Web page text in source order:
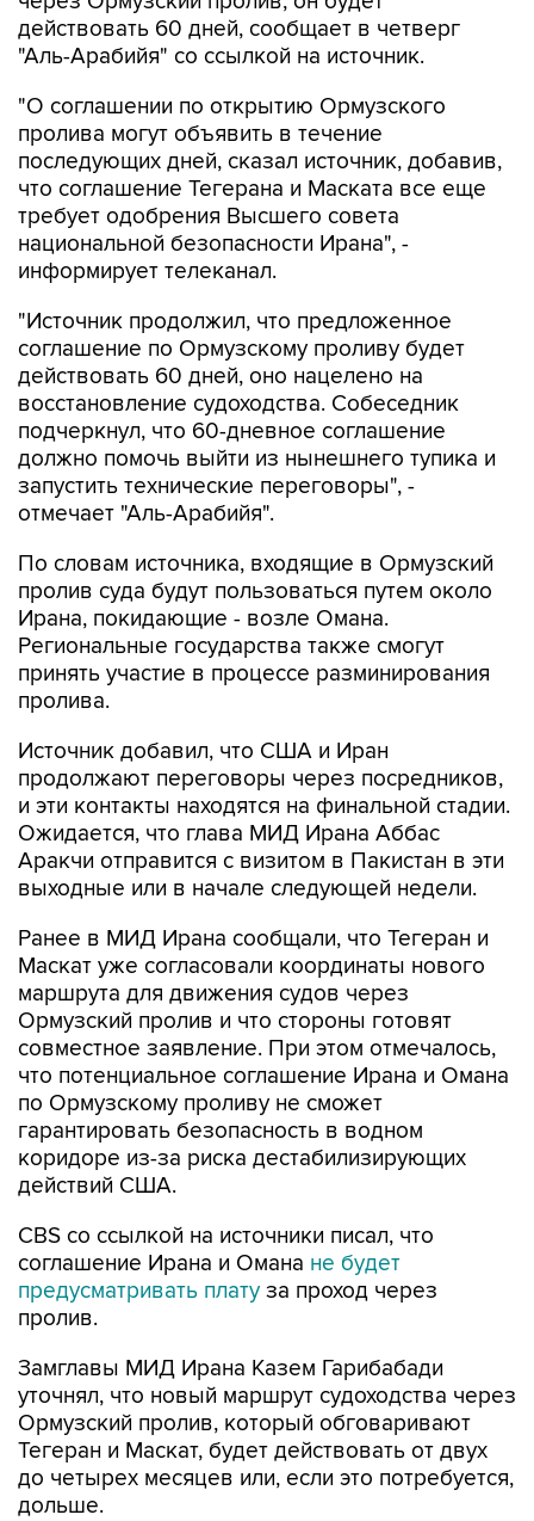
действовать 60 дней, сообщает в четверг
"Аль-Арабийя" со ссылкой на источник.
"О соглашении по открытию Ормузского
пролива могут объявить в течение
последующих дней, сказал источник, добавив,
что соглашение Тегерана и Маската все еще
требует одобрения Высшего совета
национальной безопасности Ирана", -
информирует телеканал.
"Источник продолжил, что предложенное
соглашение по Ормузскому проливу будет
действовать 60 дней, оно нацелено на
восстановление судоходства. Собеседник
подчеркнул, что 60-дневное соглашение
должно помочь выйти из нынешнего тупика и
запустить технические переговоры", -
отмечает "Аль-Арабийя".
По словам источника, входящие в Ормузский
пролив суда будут пользоваться путем около
Ирана, покидающие - возле Омана.
Региональные государства также смогут
принять участие в процессе разминирования
пролива.
Источник добавил, что США и Иран
продолжают переговоры через посредников,
и эти контакты находятся на финальной стадии.
Ожидается, что глава МИД Ирана Аббас
Аракчи отправится с визитом в Пакистан в эти
выходные или в начале следующей недели.
Ранее в МИД Ирана сообщали, что Тегеран и
Маскат уже согласовали координаты нового
маршрута для движения судов через
Ормузский пролив и что стороны готовят
совместное заявление. При этом отмечалось,
что потенциальное соглашение Ирана и Омана
по Ормузскому проливу не сможет
гарантировать безопасность в водном
коридоре из-за риска дестабилизирующих
действий США.
CBS со ссылкой на источники писал, что
соглашение Ирана и Омана не будет
предусматривать плату за проход через
пролив.
Замглавы МИД Ирана Казем Гарибабади
уточнял, что новый маршрут судоходства через
Ормузский пролив, который обговаривают
Тегеран и Маскат, будет действовать от двух
до четырех месяцев или, если это потребуется,
дольше.